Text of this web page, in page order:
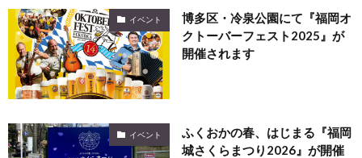
イベント
博多区・冷泉公園にて『福岡オ
クトーバーフェスト2025』が
開催されます
イベント
ふくおかの春、はじまる『福岡
城さくらまつり2026』が開催